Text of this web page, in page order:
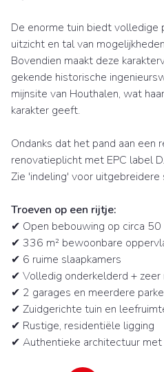
De enorme tuin biedt volledige
uitzicht en tal van
Bovendien maakt deze
gekende historische
mijnsite van Houthalen, wat
karakter geeft.
Ondanks dat het pand aan een
renovatieplicht met EPC label D.
Zie 'indeling' voor uitgebreidere
Troeven op een rijtje:
✔ Open bebouwing op circa 50
✔ 336 m² bewoonbare
✔ 6 ruime slaapkamers
✔ Volledig onderkelderd + zeer
✔ 2 garages en meerdere
✔ Zuidgerichte tuin en
✔ Rustige, residentiële ligging
✔ Authentieke architectuur